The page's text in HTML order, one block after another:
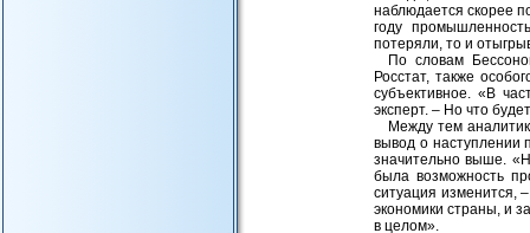
наблюдается скорее
году
потеряли, то и
По словам
Росстат, также
субъективное. «В
эксперт. – Но что
Между тем
вывод о наступлении
значительно выше.
была возможность
ситуация изменится,
экономики страны, и
в целом».